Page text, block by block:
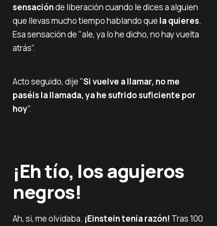
sensaciónde liberación cuando le dices a alguien
que llevas mucho tiempo hablando que la quieres.
Esa sensación de "ale, ya lo he dicho, no hay vuelta
atrás".
Acto seguido, dije "Si vuelve a llamar, no me
paséis la llamada, ya he sufrido suficiente por
hoy".
¡Eh tío, los agujeros
negros!
Ah, si, me olvidaba. ¡Einstein tenía razón! Tras 100